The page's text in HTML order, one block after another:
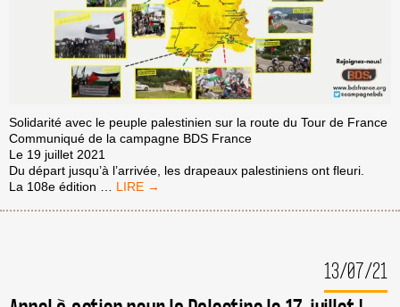
Solidarité avec le peuple palestinien sur la route du Tour de France
Communiqué de la campagne BDS France
Le 19 juillet 2021
Du départ jusqu’à l’arrivée, les drapeaux palestiniens ont fleuri.
La 108e édition
[COMMUNIQUÉ
PALESTINIEN
13/07/21